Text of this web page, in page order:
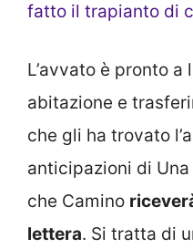
fatto il trapianto di
L’avvato è pronto a
abitazione e
che gli ha trovato
anticipazioni di
che Camino
lettera. Si tratta di